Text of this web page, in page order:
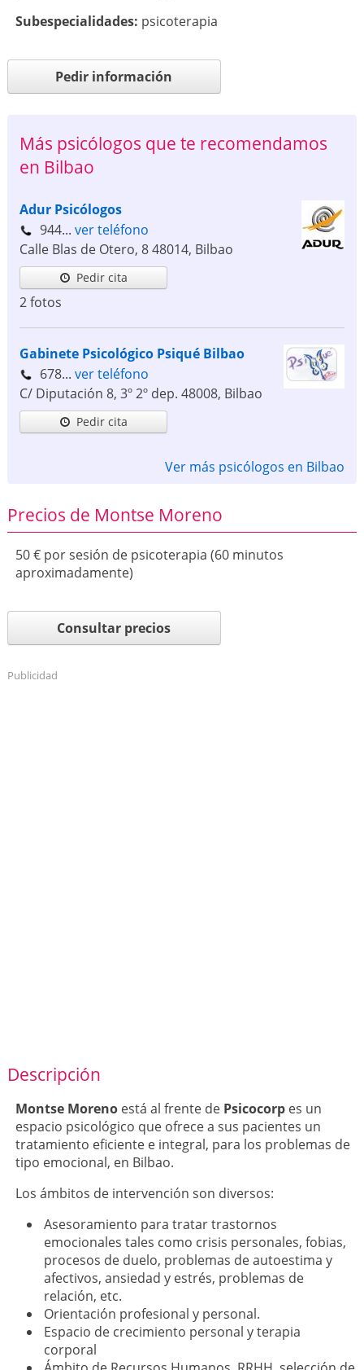
Subespecialidades: psicoterapia
Pedir información
Más psicólogos que te recomendamos
en Bilbao
Adur Psicólogos
944... ver teléfono
Calle Blas de Otero, 848014, Bilbao
Pedir cita
2 fotos
Gabinete Psicológico Psiqué Bilbao
678... ver teléfono
C/ Diputación 8, 3º 2º dep. 48008, Bilbao
Pedir cita
Ver más psicólogos en Bilbao
Precios de Montse Moreno
50 € por sesión de psicoterapia (60 minutos
aproximadamente)
Consultar precios
Publicidad
Descripción
Montse Morenoestá al frente dePsicocorpes un
espacio psicológico que ofrece a sus pacientes un
tratamiento eficiente e integral, para los problemas de
tipo emocional, en Bilbao.
Los ámbitos de intervención son diversos:
Asesoramiento para tratar trastornos
emocionales tales como crisis personales, fobias,
procesos de duelo, problemas de autoestima y
afectivos, ansiedad y estrés, problemas de
relación, etc.
Orientación profesional y personal.
Espacio de crecimiento personal y terapia
corporal